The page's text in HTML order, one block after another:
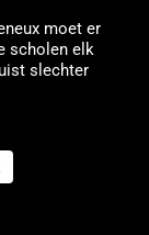
moet er
scholen elk
slechter